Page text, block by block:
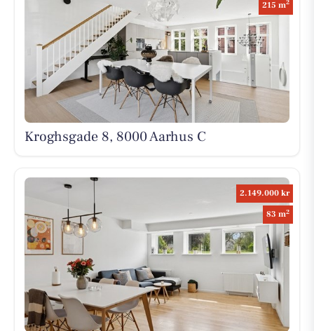
215 m2
Kroghsgade 8, 8000 Aarhus C
2.149.000 kr
83 m2